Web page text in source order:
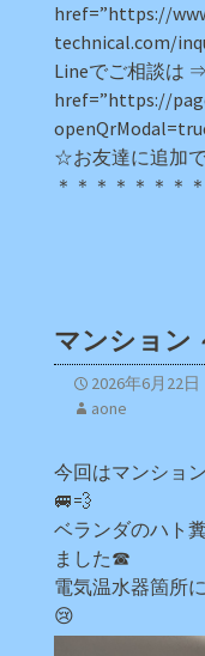
href=”https://
technical.com/
Lineでご相談は
href=”https://
☆お友達に追加
＊＊＊＊＊＊＊
マンション
2026年6月22日
aone
今回はマンショ
🚐💨
ベランダのハト
ました☎
電気温水器箇所
😢